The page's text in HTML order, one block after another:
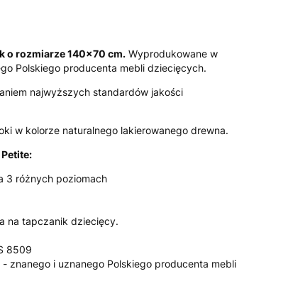
o rozmiarze 140x70 cm. Wyprodukowane w
Polskiego producenta mebli dziecięcych.
najwyższych standardów jakości
w kolorze naturalnego lakierowanego drewna.
3 różnych poziomach
na tapczanik dziecięcy.
8509
znanego i uznanego Polskiego producenta mebli